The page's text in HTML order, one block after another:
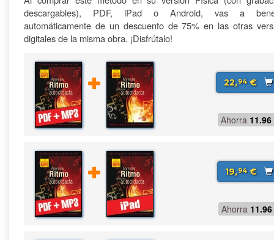
descargables), PDF, iPad o Android, vas a
automáticamente de un descuento de 75% en las otras
digitales de la misma obra. ¡Disfrútalo!
22,94€
Ahorra 11.96
19,94€
Ahorra 11.96